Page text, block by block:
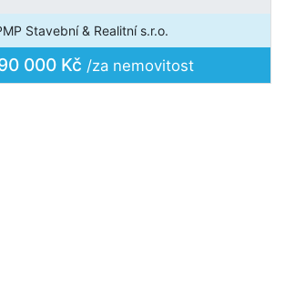
Stavební & Realitní s.r.o.
000 Kč /za nemovitost